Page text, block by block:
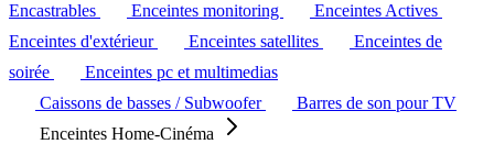
Encastrables
Enceintes monitoring
Enceintes Actives
Enceintes d'extérieur
Enceintes satellites
Enceintes de
soirée
Enceintes pc et multimedias
Caissons de basses / Subwoofer
Barres de son pour TV
Enceintes Home-Cinéma